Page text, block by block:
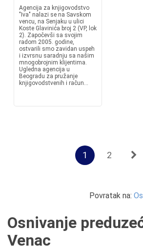
Agencija za knjigovodstvo
"Iva" nalazi se na Savskom
vencu, na Senjaku u ulici
Koste Glavinića broj 2 (VP, lok
2). Započevši sa svojim
radom 2005. godine,
ostvarili smo zavidan uspeh
i izvrsnu saradnju sa našim
mnogobrojnim klijentima.
Ugledna agencija u
Beogradu za pružanje
knjigovodstvenih i račun...
1 2
Povratak na:
Osnivanje
Venac